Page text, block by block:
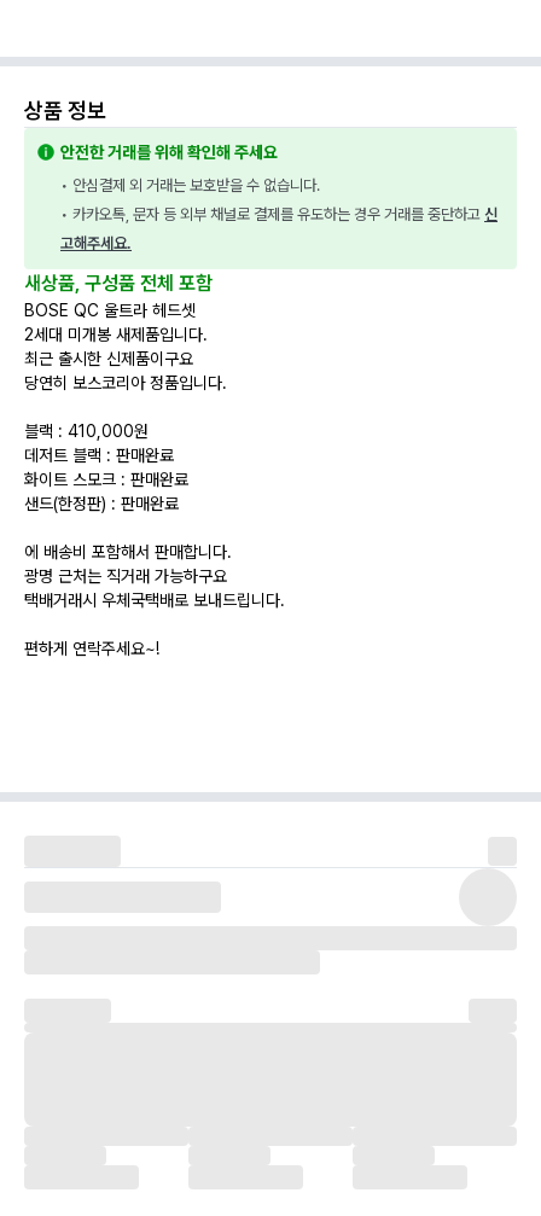
상품 정보
안전한 거래를 위해 확인해 주세요
• 안심결제 외 거래는 보호받을 수 없습니다.
• 카카오톡, 문자 등 외부 채널로 결제를 유도하는 경우 거래를 중단하고 신
고해주세요.
새상품, 구성품 전체 포함
BOSE QC 울트라 헤드셋
2세대 미개봉 새제품입니다.
최근 출시한 신제품이구요
당연히 보스코리아 정품입니다.
블랙 : 410,000원
데저트 블랙 : 판매완료
화이트 스모크 : 판매완료
샌드(한정판) : 판매완료
에 배송비 포함해서 판매합니다.
광명 근처는 직거래 가능하구요
택배거래시 우체국택배로 보내드립니다.
편하게 연락주세요~!